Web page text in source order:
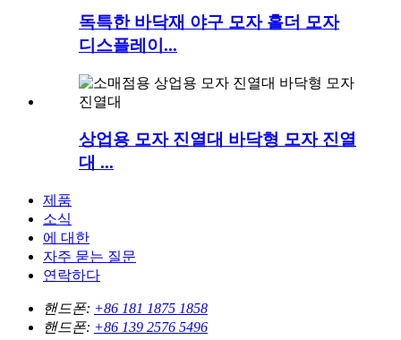
독특한 바닥재 야구 모자 홀더 모자
디스플레이...
상업용 모자 진열대 바닥형 모자 진열
대 ...
제품
소식
에 대한
자주 묻는 질문
연락하다
핸드폰: +86 181 1875 1858
핸드폰: +86 139 2576 5496